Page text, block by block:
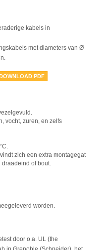
kabels in
met diameters van Ø
PDF
vocht, zuren, en zelfs
zich een extra montagegat
draadeind of bout.
worden.
door o.a. UL (the